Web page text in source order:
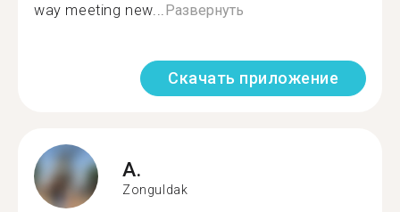
way meeting new... Развернуть
Скачать приложение
A.
Zonguldak